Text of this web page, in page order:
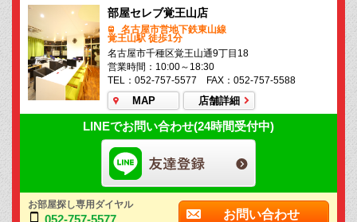
部屋セレブ覚王山店
名古屋市営地下鉄東山線
覚王山駅 徒歩1分
名古屋市千種区覚王山通9丁目18
営業時間：10:00～18:30
TEL：052-757-5577 FAX：052-757-5588
MAP 店舗詳細
LINEでお問い合わせ(24時間受付中)
お部屋探し専用ダイヤル
052-757-5577 お問い合わせ